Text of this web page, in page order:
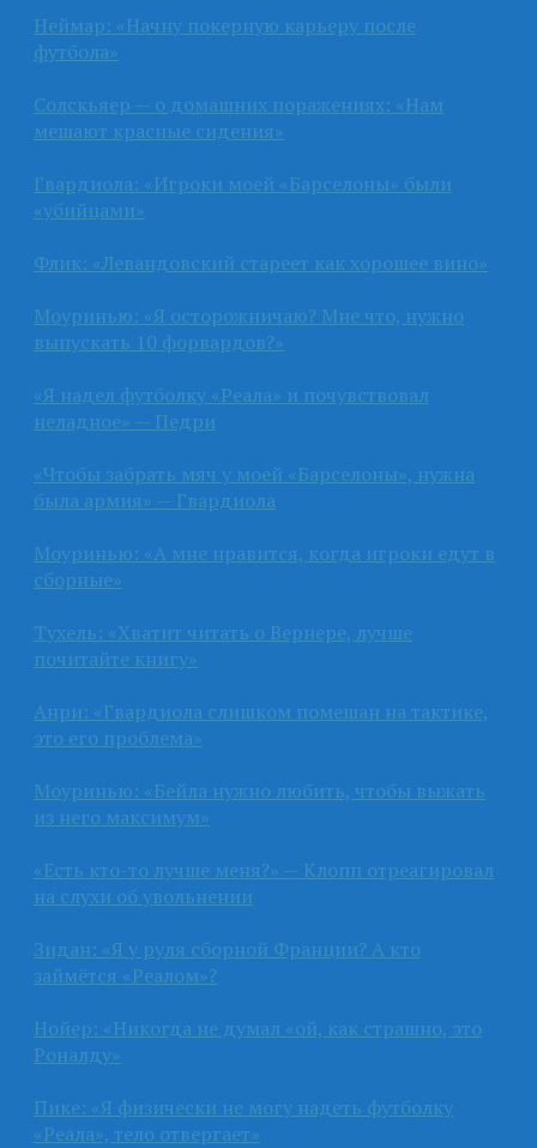
Неймар: «Начну покерную карьеру после
футбола»
Солскьяер — о домашних поражениях: «Нам
мешают красные сидения»
Гвардиола: «Игроки моей «Барселоны» были
«убийцами»
Флик: «Левандовский стареет как хорошее вино»
Моуринью: «Я осторожничаю? Мне что, нужно
выпускать 10 форвардов?»
«Я надел футболку «Реала» и почувствовал
неладное» — Педри
«Чтобы забрать мяч у моей «Барселоны», нужна
была армия» — Гвардиола
Моуринью: «А мне нравится, когда игроки едут в
сборные»
Тухель: «Хватит читать о Вернере, лучше
почитайте книгу»
Анри: «Гвардиола слишком помешан на тактике,
это его проблема»
Моуринью: «Бейла нужно любить, чтобы выжать
из него максимум»
«Есть кто-то лучше меня?» — Клопп отреагировал
на слухи об увольнении
Зидан: «Я у руля сборной Франции? А кто
займётся «Реалом»?
Нойер: «Никогда не думал «ой, как страшно, это
Роналду»
Пике: «Я физически не могу надеть футболку
«Реала», тело отвергает»